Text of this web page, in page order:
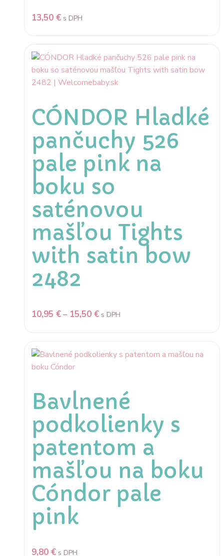
13,50 € s DPH
CÓNDOR Hladké
pančuchy 526
pale pink na
boku so
saténovou
mašľou Tights
with satin bow
2482
10,95 €– 15,50 € s DPH
Bavlnené
podkolienky s
patentom a
mašľou na boku
Cóndor pale
pink
9,80 € s DPH